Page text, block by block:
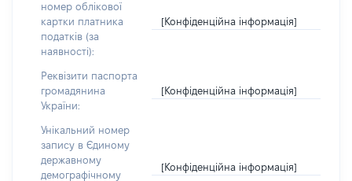
номер облікової
картки платника
податків (за
наявності):
[Конфіденційна інформація]
Реквізити паспорта
громадянина
України:
[Конфіденційна інформація]
Унікальний номер
запису в Єдиному
державному
демографічному
[Конфіденційна інформація]